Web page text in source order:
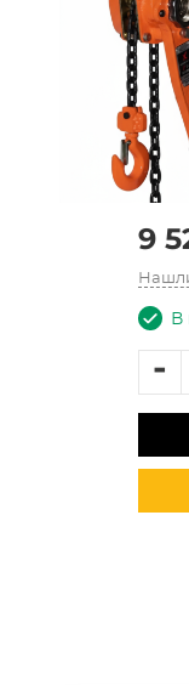
9
В
-